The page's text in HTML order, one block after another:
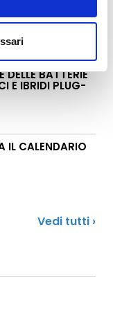
E CERTIFICA
BATTERIE
E IBRIDI PLUG-
IL CALENDARIO
Vedi tutti ›